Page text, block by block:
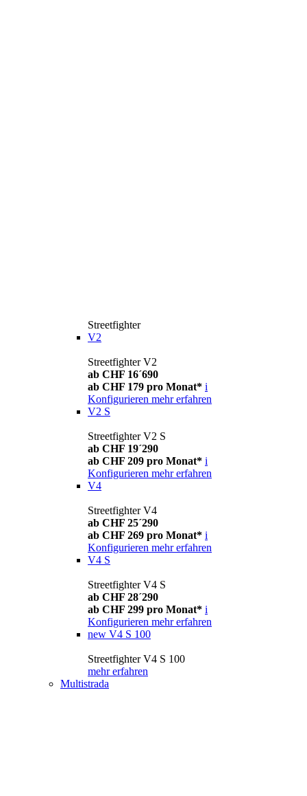
Streetfighter
V2
Streetfighter V2
ab CHF 16´690
ab CHF 179 pro Monat* i
Konfigurieren mehr erfahren
V2 S
Streetfighter V2 S
ab CHF 19´290
ab CHF 209 pro Monat* i
Konfigurieren mehr erfahren
V4
Streetfighter V4
ab CHF 25´290
ab CHF 269 pro Monat* i
Konfigurieren mehr erfahren
V4 S
Streetfighter V4 S
ab CHF 28´290
ab CHF 299 pro Monat* i
Konfigurieren mehr erfahren
new V4 S 100
Streetfighter V4 S 100
mehr erfahren
Multistrada